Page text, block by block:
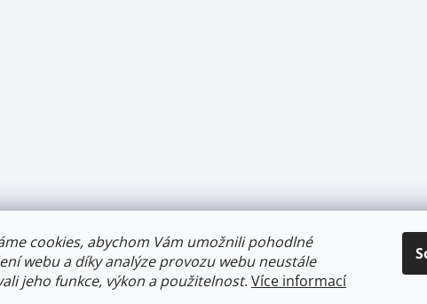
cookies, abychom Vám umožnili pohodlné
webu a díky analýze provozu webu neustále
jeho funkce, výkon a použitelnost. Více informací